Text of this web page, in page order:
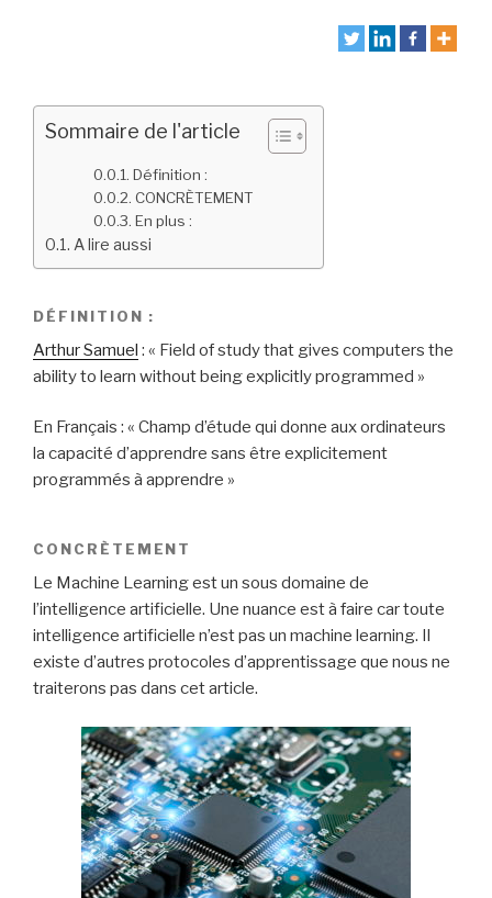
Sommaire de l'article
Définition :
CONCRÈTEMENT
En plus :
A lire aussi
DÉFINITION :
Arthur Samuel : « Field of study that gives computers the
ability to learn without being explicitly programmed »
En Français : « Champ d’étude qui donne aux ordinateurs
la capacité d’apprendre sans être explicitement
programmés à apprendre »
CONCRÈTEMENT
Le Machine Learning est un sous domaine de
l’intelligence artificielle. Une nuance est à faire car toute
intelligence artificielle n’est pas un machine learning. Il
existe d’autres protocoles d’apprentissage que nous ne
traiterons pas dans cet article.